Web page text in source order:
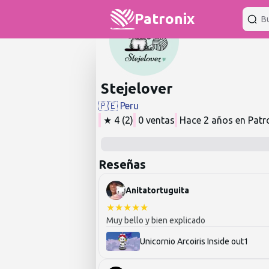
Patronix
Stejelover
🇵🇪 Peru
★ 4 (2) 0 ventas Hace 2 años en
Reseñas
Anitatortuguita
★★★★★
Muy bello y bien explicado
Unicornio Arcoiris Inside out1